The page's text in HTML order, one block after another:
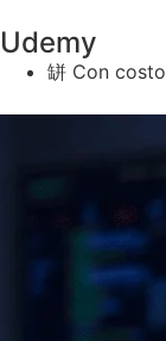
Udemy
Con costo